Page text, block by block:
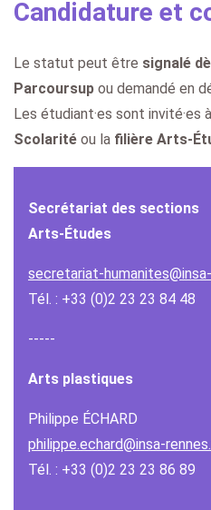
Candidature et
Le statut peut être signalé
Parcoursup ou demandé en
Les étudiant·es sont invité·es
Scolarité ou la filière Arts-
Secrétariat des sections
Arts-Études
secretariat-
Tél. : +33 (0)2 23 23 84 48
-----
Arts plastiques
Philippe ÉCHARD
philippe.echard@insa-
Tél. : +33 (0)2 23 23 86 89